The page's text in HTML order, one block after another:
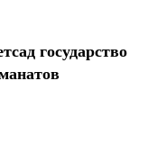
государство